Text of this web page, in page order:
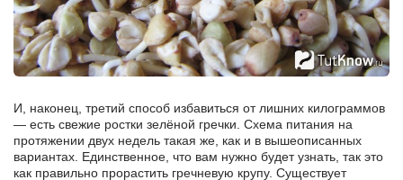
И, наконец, третий способ избавиться от лишних килограммов
— есть свежие ростки зелёной гречки. Схема питания на
протяжении двух недель такая же, как и в вышеописанных
вариантах. Единственное, что вам нужно будет узнать, так это
как правильно прорастить гречневую крупу. Существует